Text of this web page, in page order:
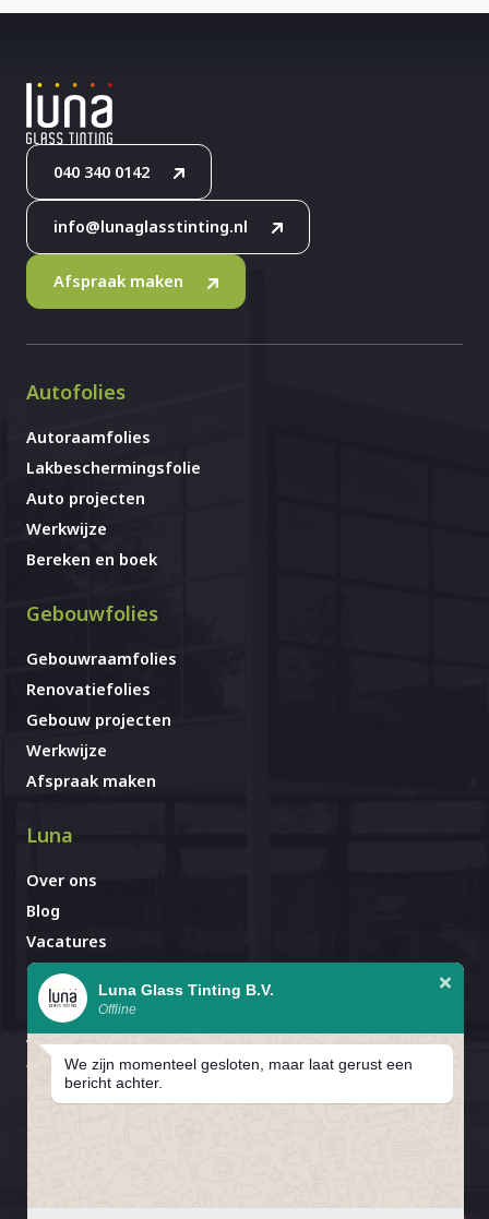
040 340 0142
info@lunaglasstinting.nl
Afspraak maken
Afspraak al gemaakt?
Avignonlaan 67
5627 GA Eindhoven
Autofolies
Autoraamfolies
Lakbeschermingsfolie
Auto projecten
Werkwijze
Bereken en boek
Gebouwfolies
Gebouwraamfolies
Renovatiefolies
Gebouw projecten
Werkwijze
Afspraak maken
Luna
Over ons
Blog
Vacatures
Contact
Luna Glass Tinting B.V.
Offline
We zijn momenteel gesloten, maar laat gerust een
bericht achter.